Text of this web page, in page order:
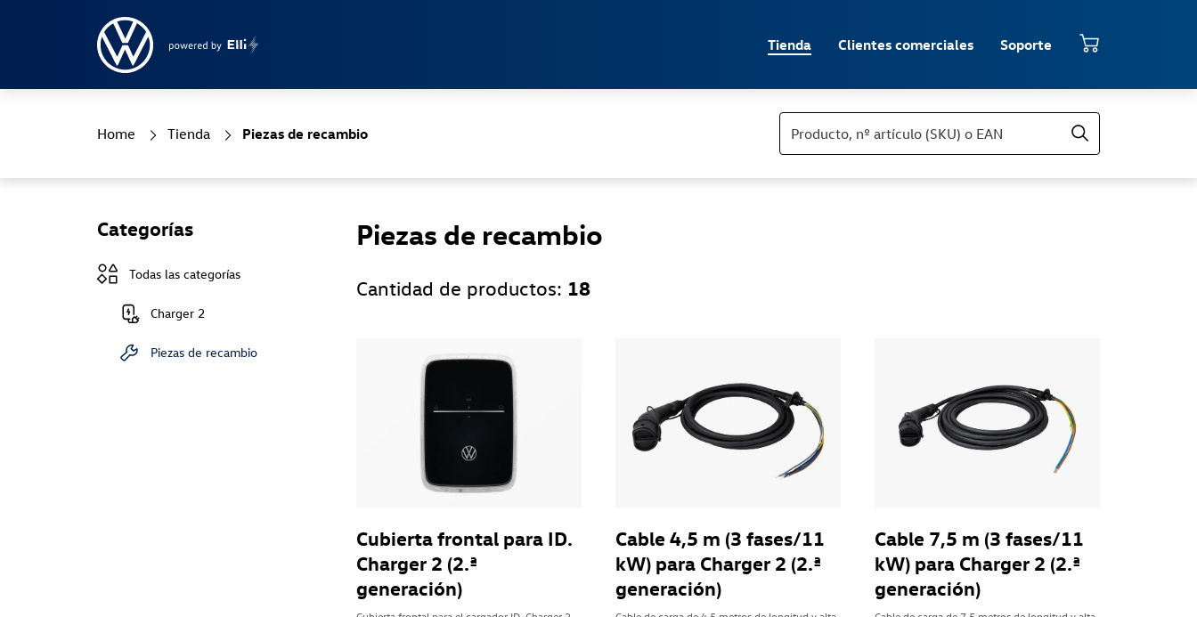
Tienda Clientes comerciales Soporte
Home Tienda Piezas de recambio
Categorías
Todas las categorías
Charger 2
Piezas de recambio
Piezas de recambio
Cantidad de productos: 18
Cubierta frontal para ID.
Charger 2 (2.ª
generación)
Cable 4,5 m (3 fases/11
kW) para Charger 2 (2.ª
generación)
Cable 7,5 m (3 fases/11
kW) para Charger 2 (2.ª
generación)